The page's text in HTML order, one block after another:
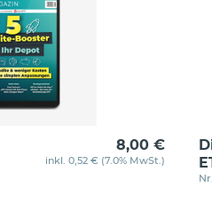
8,00 €
inkl. 0,52 € (7.0% MwSt.)